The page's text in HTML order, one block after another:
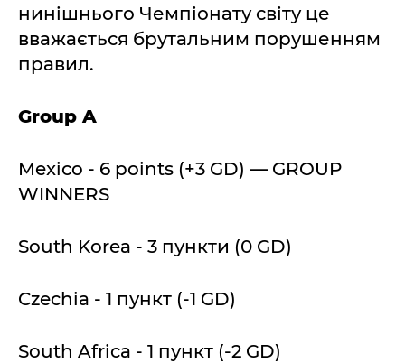
нинішнього Чемпіонату світу це
вважається брутальним порушенням
правил.
Group A
Mexico - 6 points (+3 GD) — GROUP
WINNERS
South Korea - 3 пункти (0 GD)
Czechia - 1 пункт (-1 GD)
South Africa - 1 пункт (-2 GD)